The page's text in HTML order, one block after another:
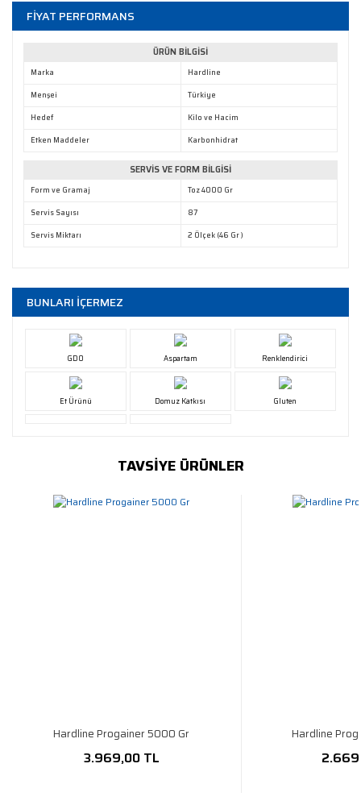
FİYAT PERFORMANS
ÜRÜN BİLGİSİ
Marka
Hardline
Menşei
Türkiye
Hedef
Kilo ve Hacim
Etken Maddeler
Karbonhidrat
SERVİS VE FORM BİLGİSİ
Form ve Gramaj
Toz 4000 Gr
Servis Sayısı
87
Servis Miktarı
2 Ölçek (46 Gr )
BUNLARI İÇERMEZ
GDO Aspartam Renklendirici
Et Ürünü Domuz Katkısı Gluten
TAVSİYE ÜRÜNLER
Hardline Progainer 5000 Gr
3.969,00 TL
Hardline